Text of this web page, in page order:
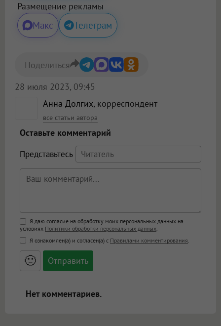
Размещение рекламы
Макс Телеграм
Анна Долгих, корреспондент
все статьи автора
28 июля 2023, 09:45
Поделиться
Оставьте комментарий
Представьтесь
Поддержка HTML
<b>, <strong>, <u>, <i>, <em>, <s>, <big>,
<small>, <sup>, <sub>, <pre>, <ul>, <ol>, <li>,
<blockquote>, <code> экранирует HTML,
адреса URL автоматически становятся
ссылками, и [img]адрес[/img] будет
Я даю согласие на обработку моих персональных данных на
условиях Политики обработки персональных данных
Я ознакомлен(а) и согласен(а) с Правилами комментирования
🙂
Нет комментариев.